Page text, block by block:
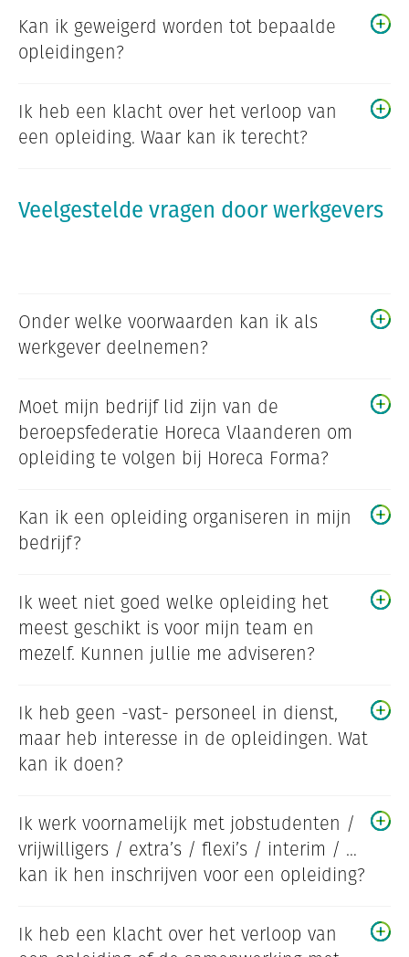
Kan ik geweigerd worden tot bepaalde
opleidingen?
Ik heb een klacht over het verloop van
een opleiding. Waar kan ik terecht?
Veelgestelde vragen door werkgevers
Onder welke voorwaarden kan ik als
werkgever deelnemen?
Moet mijn bedrijf lid zijn van de
beroepsfederatie Horeca Vlaanderen om
opleiding te volgen bij Horeca Forma?
Kan ik een opleiding organiseren in mijn
bedrijf?
Ik weet niet goed welke opleiding het
meest geschikt is voor mijn team en
mezelf. Kunnen jullie me adviseren?
Ik heb geen -vast- personeel in dienst,
maar heb interesse in de opleidingen. Wat
kan ik doen?
Ik werk voornamelijk met jobstudenten /
vrijwilligers / extra’s / flexi’s / interim / …
kan ik hen inschrijven voor een opleiding?
Ik heb een klacht over het verloop van